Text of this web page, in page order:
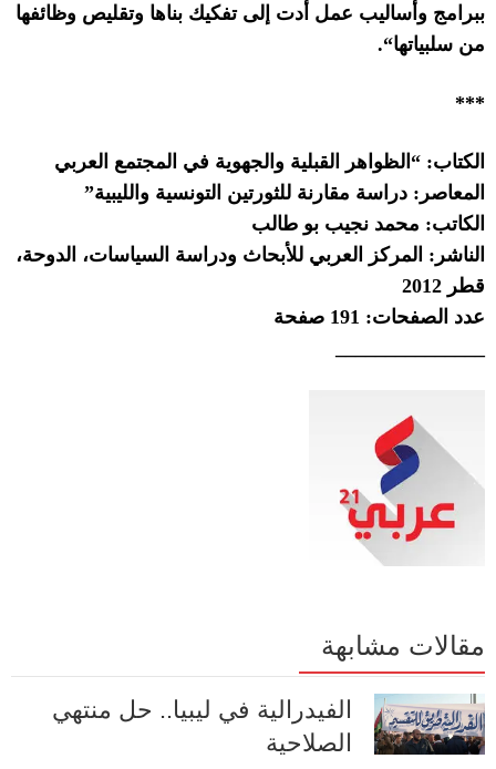
ببرامج وأساليب عمل أدت إلى تفكيك بناها وتقليص وظائفها
من سلبياتها“.
***
الكتاب: “ الظواهر القبلية والجهوية في المجتمع العربي
المعاصر : دراسة مقارنة للثورتين التونسية والليبية”
الكاتب: محمد نجيب بو طالب
الناشر : المركز العربي للأبحاث ودراسة السياسات، الدوحة،
قطر 2012
عدد الصفحات: 191
صفحة
مقالات مشابهة
الفيدرالية في ليبيا.. حل منتهي
الصلاحية